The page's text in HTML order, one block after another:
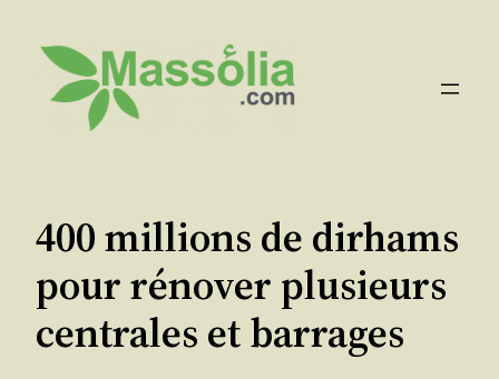
contenu
400 millions de dirhams
pour rénover plusieurs
centrales et barrages